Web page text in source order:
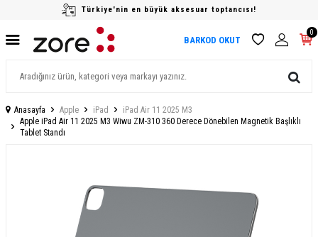
Türkiye'nin en büyük aksesuar toptancısı!
BARKOD OKUT
0
Anasayfa Apple iPad
iPad Air 11 2025 M3
Apple iPad Air 11 2025 M3 Wiwu ZM-310 360 Derece Dönebilen Magnetik Başlıklı
Tablet Standı